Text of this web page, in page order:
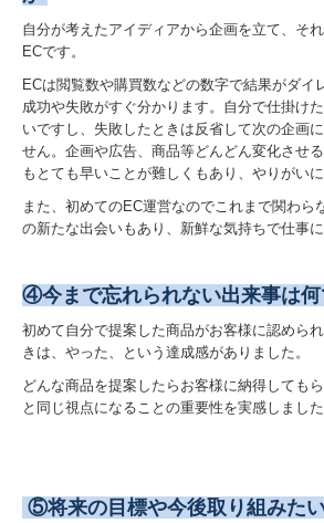
お得意先酒販店様向け
フロムゼロ
焼酎コラム
お問合わせ
個人情報保護方針
自分が考えたアイディアから企画を立て、そ
ECです。
ECは閲覧数や購買数などの数字で結果がダイ
成功や失敗がすぐ分かります。自分で仕掛け
いですし、失敗したときは反省して次の企画
せん。企画や広告、商品等どんどん変化させ
もとても早いことが難しくもあり、やりがいに
また、初めてのEC運営なのでこれまで関わら
の新たな出会いもあり、新鮮な気持ちで仕事に
④今まで忘れられない出来事は
初めて自分で提案した商品がお客様に認めら
きは、やった、という達成感がありました。
どんな商品を提案したらお客様に納得しても
と同じ視点になることの重要性を実感しました
⑤将来の目標や今後取り組みた